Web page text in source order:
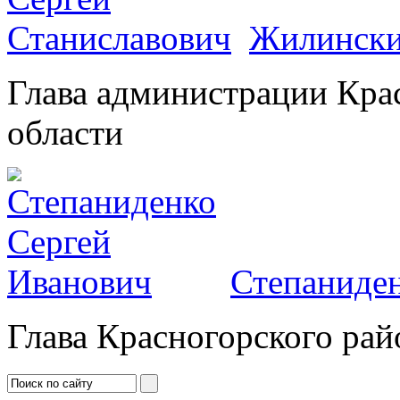
Глава администрации
области
Глава Красногорского